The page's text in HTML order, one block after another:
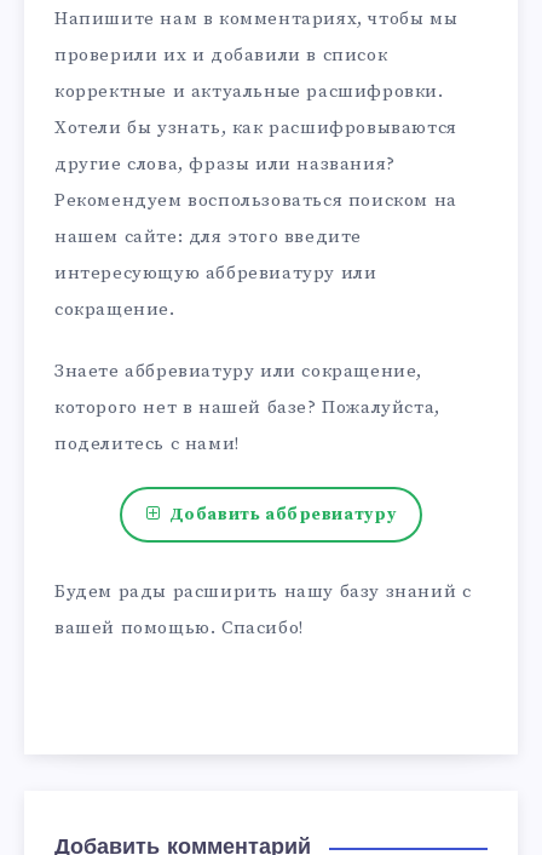
Напишите нам в комментариях, чтобы мы
проверили их и добавили в список
корректные и актуальные расшифровки.
Хотели бы узнать, как расшифровываются
другие слова, фразы или названия?
Рекомендуем воспользоваться поиском на
нашем сайте: для этого введите
интересующую аббревиатуру или
сокращение.
Знаете аббревиатуру или сокращение,
которого нет в нашей базе? Пожалуйста,
поделитесь с нами!
Добавить аббревиатуру
Будем рады расширить нашу базу знаний с
вашей помощью. Спасибо!
Добавить комментарий